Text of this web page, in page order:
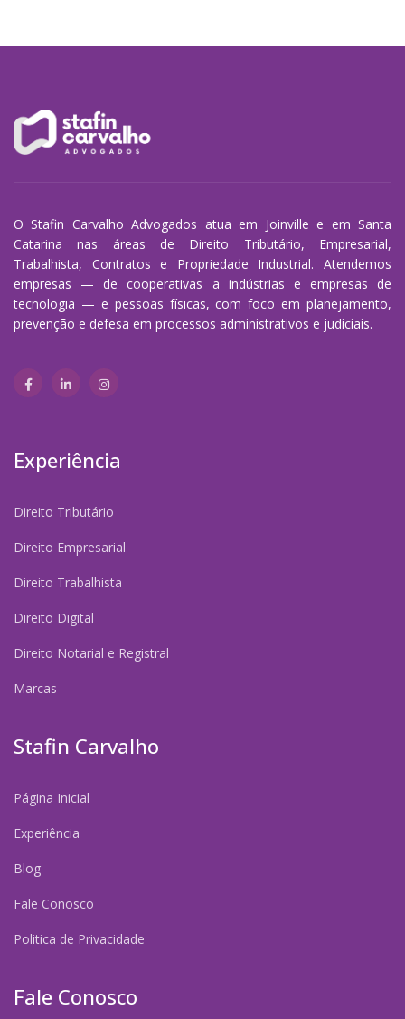
O Stafin Carvalho Advogados atua em Joinville e em Santa
Catarina nas áreas de Direito Tributário, Empresarial,
Trabalhista, Contratos e Propriedade Industrial. Atendemos
empresas — de cooperativas a indústrias e empresas de
tecnologia — e pessoas físicas, com foco em planejamento,
prevenção e defesa em processos administrativos e judiciais.
Experiência
Direito Tributário
Direito Empresarial
Direito Trabalhista
Direito Digital
Direito Notarial e Registral
Marcas
Stafin Carvalho
Página Inicial
Experiência
Blog
Fale Conosco
Politica de Privacidade
Fale Conosco